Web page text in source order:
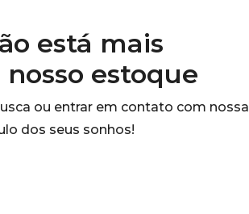
está mais
estoque
ou entrar em contato com nossa
dos seus sonhos!